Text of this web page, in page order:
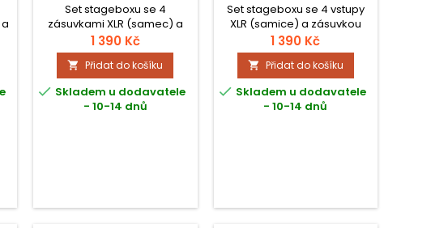
Set stageboxu se 4
zásuvkami XLR (samec) a
zásuvkou RJ45 a
stageboxu 4 konektory XLR
(samice) a zásuvkou RJ45,
pro přenos analogových
nebo digitálních signálů
síťovými kabely,
1 390 Kč
 Přidat do košíku
 Skladem u dodavatele
- 10-14 dnů
Set stageboxu se 4 vstupy
XLR (samice) a zásuvkou
RJ45 a stagebox se
kabelovými výstupy XLR
(samec) a zásuvkou
RJ45. Pro přenos
analogových nebo
digitálních signálů síťovými
1 390 Kč
 Přidat do košíku
 Skladem u dodavatele
- 10-14 dnů